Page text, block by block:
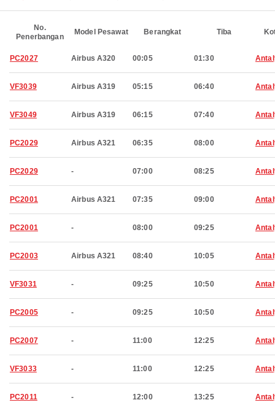
No.
Penerbangan
Model Pesawat Berangkat Tiba
PC2027 Airbus A320 00:05 01:30
VF3039 Airbus A319 05:15 06:40
VF3049 Airbus A319 06:15 07:40
PC2029 Airbus A321 06:35 08:00
PC2029 - 07:00 08:25
PC2001 Airbus A321 07:35 09:00
PC2001 - 08:00 09:25
PC2003 Airbus A321 08:40 10:05
VF3031 - 09:25 10:50
PC2005 - 09:25 10:50
PC2007 - 11:00 12:25
VF3033 - 11:00 12:25
PC2011 - 12:00 13:25